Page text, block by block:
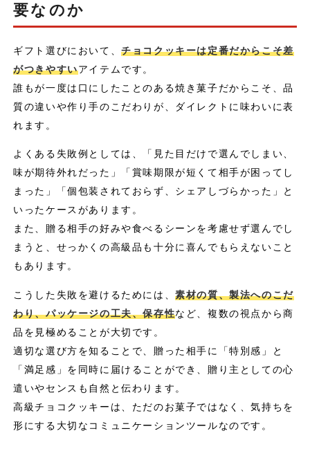
まとめ
要なのか
ギフト選びにおいて、チョコクッキーは定番だからこそ差
がつきやすいアイテムです。
誰もが一度は口にしたことのある焼き菓子だからこそ、品
質の違いや作り手のこだわりが、ダイレクトに味わいに表
れます。
よくある失敗例としては、「見た目だけで選んでしまい、
味が期待外れだった」「賞味期限が短くて相手が困ってし
まった」「個包装されておらず、シェアしづらかった」と
いったケースがあります。
また、贈る相手の好みや食べるシーンを考慮せず選んでし
まうと、せっかくの高級品も十分に喜んでもらえないこと
もあります。
こうした失敗を避けるためには、素材の質、製法へのこだ
わり、パッケージの工夫、保存性など、複数の視点から商
品を見極めることが大切です。
適切な選び方を知ることで、贈った相手に「特別感」と
「満足感」を同時に届けることができ、贈り主としての心
遣いやセンスも自然と伝わります。
高級チョコクッキーは、ただのお菓子ではなく、気持ちを
形にする大切なコミュニケーションツールなのです。